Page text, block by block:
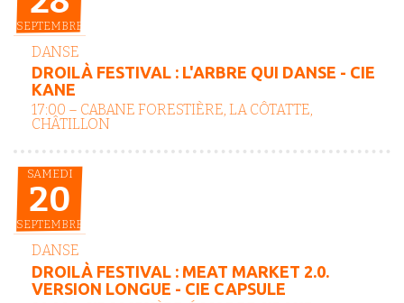
SEPTEMBRE
DANSE
DROILÀ FESTIVAL : L'ARBRE QUI DANSE - CIE
KANE
17:00 – CABANE FORESTIÈRE, LA CÔTATTE,
CHÂTILLON
SAMEDI
20
SEPTEMBRE
DANSE
DROILÀ FESTIVAL : MEAT MARKET 2.0.
VERSION LONGUE - CIE CAPSULE